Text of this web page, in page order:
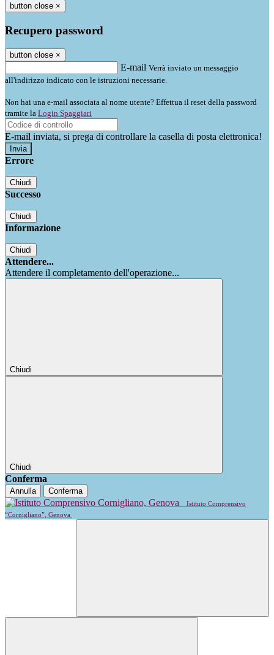
button close ×
Recupero password
button close ×
E-mail Verrà inviato un messaggio
all'indirizzo indicato con le istruzioni necessarie.
Non hai una e-mail associata al nome utente? Effettua il reset della password
tramite la Login Spaggiari
E-mail inviata, si prega di controllare la casella di posta elettronica!
Errore
Chiudi
Successo
Chiudi
Informazione
Chiudi
Attendere...
Attendere il completamento dell'operazione...
Chiudi
Chiudi
Conferma
Annulla Conferma
Istituto Comprensivo
“Cornigliano”, Genova